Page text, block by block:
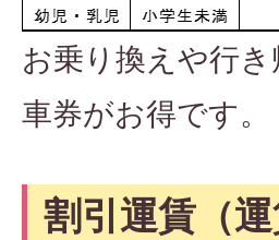
お乗り換えや行
車券がお得です。
割引運賃（